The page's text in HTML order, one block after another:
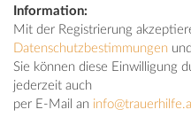
Information:
Mit der Registrierung
Datenschutzbestimmungen
Sie können diese Einwilligung
jederzeit auch
per E-Mail an